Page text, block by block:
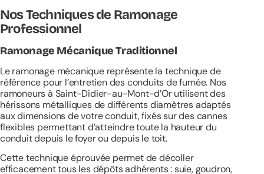
Nos Techniques de Ramonage
Professionnel
Ramonage Mécanique Traditionnel
Le ramonage mécanique représente la technique de
référence pour l’entretien des conduits de fumée. Nos
ramoneursà Saint-Didier-au-Mont-d’Orutilisent des
hérissons métalliques de différents diamètres adaptés
aux dimensions de votre conduit, fixés sur des cannes
flexibles permettant d’atteindre toute la hauteur du
conduit depuis le foyer ou depuis le toit.
Cette technique éprouvée permet de décoller
efficacement tous les dépôts adhérents : suie, goudron,